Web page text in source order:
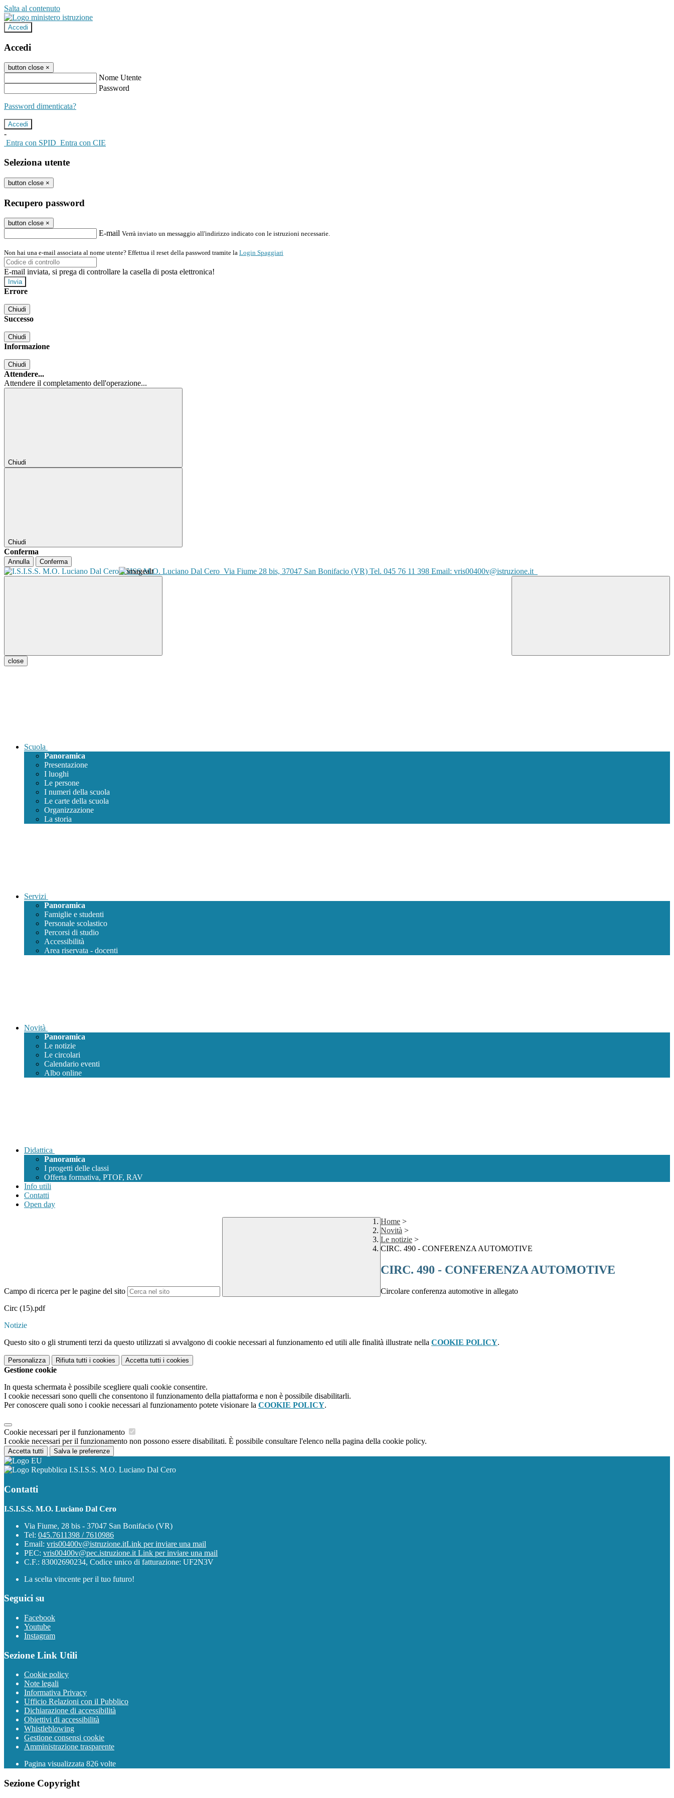
Salta al contenuto
Accedi
Accedi
button close ×
Nome Utente
Password
Password dimenticata?
-
Entra con SPID Entra con CIE
Seleziona utente
button close ×
Recupero password
button close ×
E-mail Verrà inviato un messaggio all'indirizzo indicato con le istruzioni necessarie.
Non hai una e-mail associata al nome utente? Effettua il reset della password tramite la Login Spaggiari
E-mail inviata, si prega di controllare la casella di posta elettronica!
Errore
Chiudi
Successo
Chiudi
Informazione
Chiudi
Attendere...
Attendere il completamento dell'operazione...
Chiudi
Chiudi
Conferma
Annulla Conferma
ISISS M.O. Luciano Dal Cero Via Fiume 28 bis, 37047 San Bonifacio (VR) Tel. 045 76 11 398 Email: vris00400v@istruzione.it
close
Scuola
Panoramica
Presentazione
I luoghi
Le persone
I numeri della scuola
Le carte della scuola
Organizzazione
La storia
Servizi
Panoramica
Famiglie e studenti
Personale scolastico
Percorsi di studio
Accessibilità
Area riservata - docenti
Novità
Panoramica
Le notizie
Le circolari
Calendario eventi
Albo online
Didattica
Panoramica
I progetti delle classi
Offerta formativa, PTOF, RAV
Info utili
Contatti
Open day
Campo di ricerca per le pagine del sito
Home >
Novità >
Le notizie >
CIRC. 490 - CONFERENZA AUTOMOTIVE
CIRC. 490 - CONFERENZA AUTOMOTIVE
Circolare conferenza automotive in allegato
Circ (15).pdf
Notizie
Questo sito o gli strumenti terzi da questo utilizzati si avvalgono di cookie necessari al funzionamento ed utili alle finalità illustrate nella COOKIE POLICY.
Personalizza Rifiuta tutti i cookies Accetta tutti i cookies
Gestione cookie
In questa schermata è possibile scegliere quali cookie consentire.
I cookie necessari sono quelli che consentono il funzionamento della piattaforma e non è possibile disabilitarli.
Per conoscere quali sono i cookie necessari al funzionamento potete visionare la COOKIE POLICY.
Cookie necessari per il funzionamento
I cookie necessari per il funzionamento non possono essere disabilitati. È possibile consultare l'elenco nella pagina della cookie policy.
Accetta tutti Salva le preferenze
I.S.I.S.S. M.O. Luciano Dal Cero
Contatti
I.S.I.S.S. M.O. Luciano Dal Cero
Via Fiume, 28 bis - 37047 San Bonifacio (VR)
Tel: 045.7611398 / 7610986
Email: vris00400v@istruzione.itLink per inviare una mail
PEC: vris00400v@pec.istruzione.it Link per inviare una mail
C.F.: 83002690234, Codice unico di fatturazione: UF2N3V
La scelta vincente per il tuo futuro!
Seguici su
Facebook
Youtube
Instagram
Sezione Link Utili
Cookie policy
Note legali
Informativa Privacy
Ufficio Relazioni con il Pubblico
Dichiarazione di accessibilità
Obiettivi di accessibilità
Whistleblowing
Gestione consensi cookie
Amministrazione trasparente
Pagina visualizzata 826 volte
Sezione Copyright